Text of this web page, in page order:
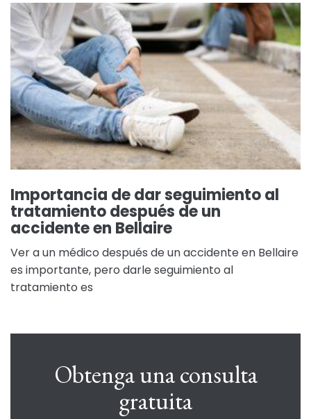
Importancia de dar seguimiento al
tratamiento después de un
accidente en Bellaire
Ver a un médico después de un accidente en Bellaire
es importante, pero darle seguimiento al
tratamiento es
Obtenga una consulta
gratuita